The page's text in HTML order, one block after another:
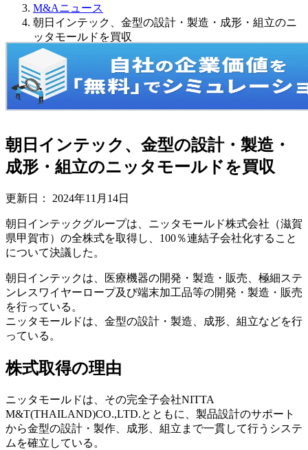
M&Aニュース
朝日インテック、金型の設計・製造・成形・組立のニ
ッタモールドを買収
朝日インテック、金型の設計・製造・
成形・組立のニッタモールドを買収
更新日： 2024年11月14日
朝日インテックグループは、ニッタモールド株式会社（滋賀
県甲賀市）の全株式を取得し、100％連結子会社化すること
について決議した。
朝日インテックは、医療機器の開発・製造・販売、極細ステ
ンレスワイヤーロープ及び端末加工品等の開発・製造・販売
を行っている。
ニッタモールドは、金型の設計・製造、成形、組立などを行
っている。
株式取得の理由
ニッタモールドは、その完全子会社NITTA
M&T(THAILAND)CO.,LTD.とともに、製品設計のサポート
から金型の設計・製作、成形、組立まで一貫して行うシステ
ムを確立している。